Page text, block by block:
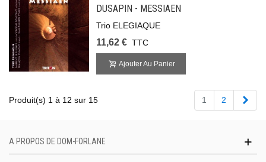
DUSAPIN - MESSIAEN
Trio ELEGIAQUE
11,62 € TTC
Ajouter Au Panier
Produit(s) 1 à 12 sur 15 1 2
A PROPOS DE DOM-FORLANE